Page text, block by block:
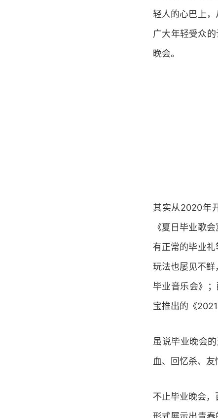
轻人的心巴上
广大年轻受众
晚会。
其实从2020年
《夏日毕业歌
有正常的毕业
玩法也屡见不
毕业音乐会》
宝推出的《
虽说毕业晚会
血、回忆杀、友
不止毕业晚会